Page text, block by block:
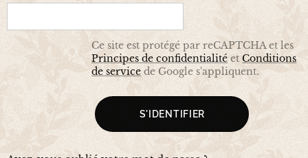
Ce site est protégé par reCAPTCHA et les
Principes de confidentialitéetConditions
de servicede Google s'appliquent.
S'IDENTIFIER